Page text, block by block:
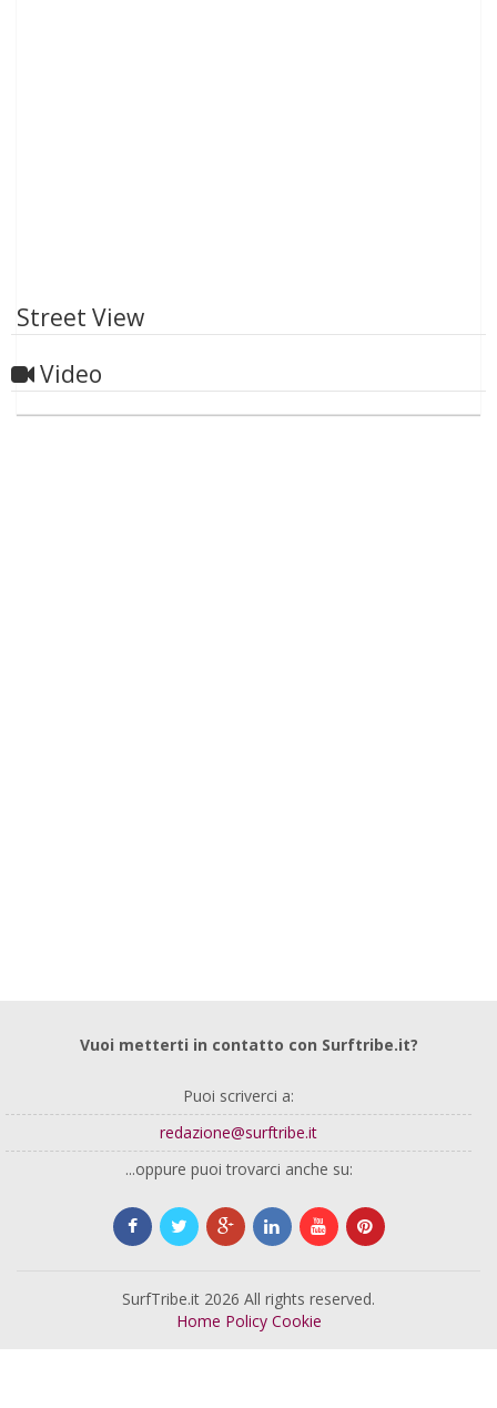
Street View
Video
Vuoi metterti in contatto con Surftribe.it?
Puoi scriverci a:
redazione@surftribe.it
...oppure puoi trovarci anche su:
SurfTribe.it 2026 All rights reserved.
Home Policy Cookie